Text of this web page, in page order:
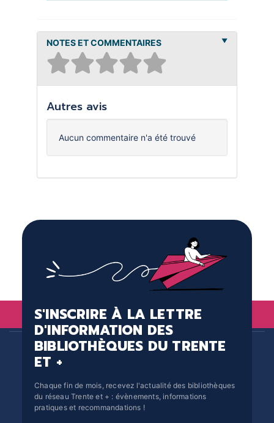
NOTES ET COMMENTAIRES
Autres avis
Aucun commentaire n'a été trouvé
S'INSCRIRE À LA LETTRE
D'INFORMATION DES
BIBLIOTHÈQUES DU TRENTE
ET +
Chaque fin de mois, recevez l'actualité des bibliothèques
du réseau Trente et + : évènements, informations
pratiques et recommandations !